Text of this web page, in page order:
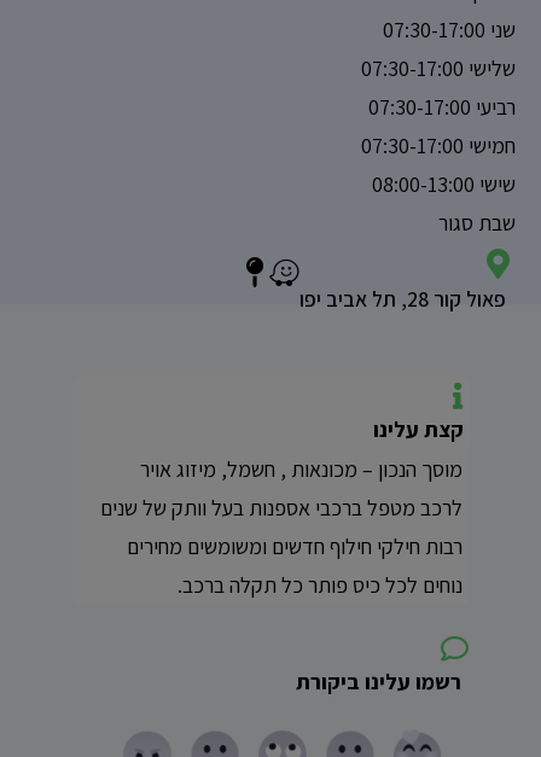
שני 07:30-17:00
שלישי 07:30-17:00
רביעי 07:30-17:00
חמישי 07:30-17:00
שישי 08:00-13:00
שבת סגור
פאול קור 28, תל אביב יפו
קצת עלינו
מוסך הנכון – מכונאות , חשמל, מיזוג אויר
לרכב מטפל ברכבי אספנות בעל וותק של שנים
רבות חילקי חילוף חדשים ומשומשים מחירים
נוחים לכל כיס פותר כל תקלה ברכב.
רשמו עלינו ביקורת